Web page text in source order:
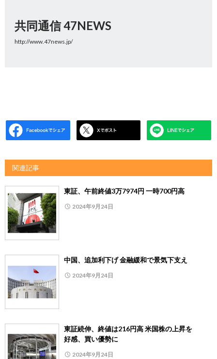
共同通信 47NEWS
http://www.47news.jp/
関連記事
東証、午前終値3万7974円 一時700円高
2024年9月24日
中国、追加利下げ 金融緩和で景気下支え
2024年9月24日
東証続伸、終値は216円高 米国株の上昇を
好感、買い優勢に
2024年9月24日